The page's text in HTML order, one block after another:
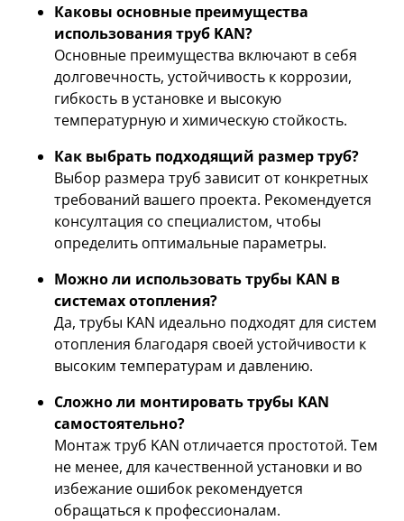
Каковы основные преимущества
использования труб KAN?
Основные преимущества включают в себя
долговечность, устойчивость к коррозии,
гибкость в установке и высокую
температурную и химическую стойкость.
Как выбрать подходящий размер труб?
Выбор размера труб зависит от конкретных
требований вашего проекта. Рекомендуется
консултация со специалистом, чтобы
определить оптимальные параметры.
Можно ли использовать трубы KAN в
системах отопления?
Да, трубы KAN идеально подходят для систем
отопления благодаря своей устойчивости к
высоким температурам и давлению.
Сложно ли монтировать трубы KAN
самостоятельно?
Монтаж труб KAN отличается простотой. Тем
не менее, для качественной установки и во
избежание ошибок рекомендуется
обращаться к профессионалам.